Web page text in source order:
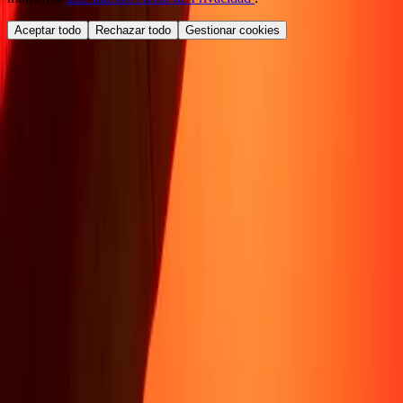
Aceptar todo Rechazar todo Gestionar cookies